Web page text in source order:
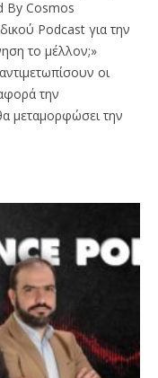
By Cosmos
Podcast για την
το μέλλον;»
οι
την
μεταμορφώσει την